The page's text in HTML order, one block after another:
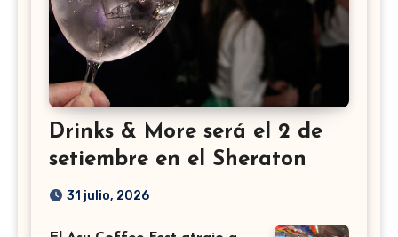
Drinks & More será el 2 de
setiembre en el Sheraton
31 julio, 2026